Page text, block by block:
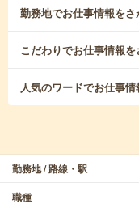
勤務地でお仕事情報をさ
こだわりでお仕事情報を
人気のワードでお仕事
勤務地 / 路線・駅
職種